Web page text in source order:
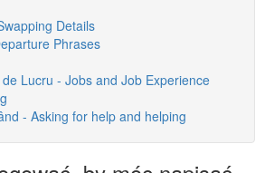
Details
Phrases
Lucru - Jobs and Job Experience
- Asking for help and helping